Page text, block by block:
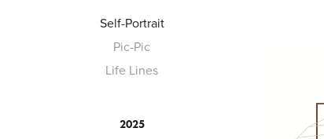
Self-Portrait
Pic-Pic
Life Lines
2025